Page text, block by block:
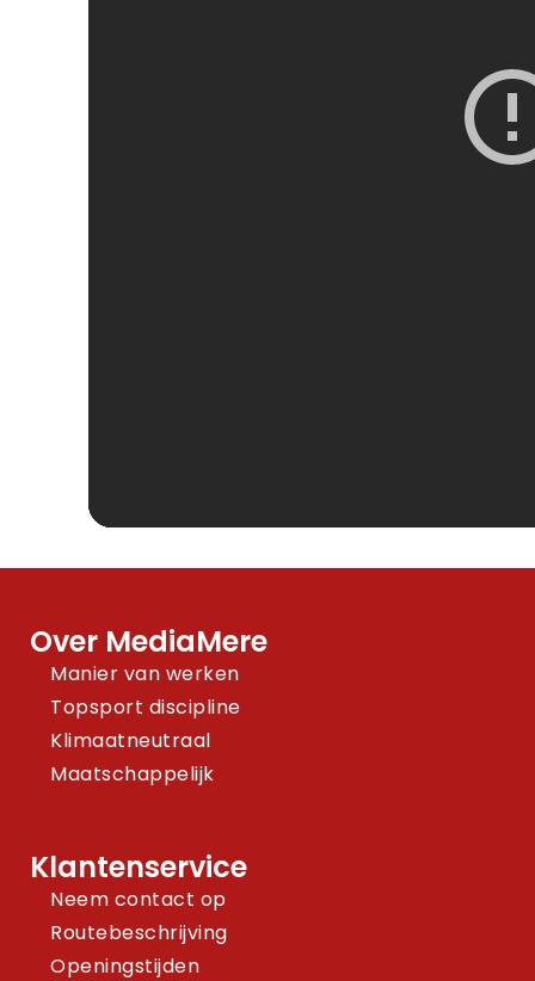
Over MediaMere
Manier van werken
Topsport discipline
Klimaatneutraal
Maatschappelijk
Klantenservice
Neem contact op
Routebeschrijving
Openingstijden